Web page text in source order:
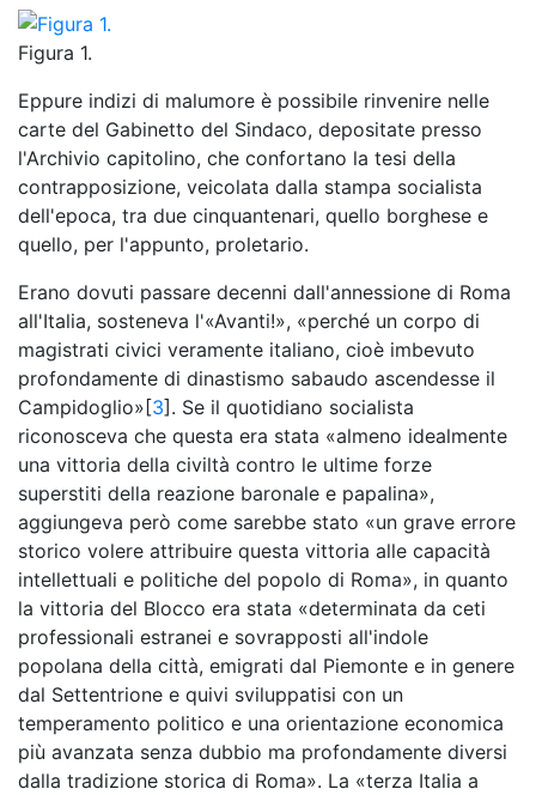
Figura 1.
Eppure indizi di malumore è possibile rinvenire nelle
carte del Gabinetto del Sindaco, depositate presso
l'Archivio capitolino, che confortano la tesi della
contrapposizione, veicolata dalla stampa socialista
dell'epoca, tra due cinquantenari, quello borghese e
quello, per l'appunto, proletario.
Erano dovuti passare decenni dall'annessione di Roma
all'Italia, sosteneva l'«Avanti!», «perché un corpo di
magistrati civici veramente italiano, cioè imbevuto
profondamente di dinastismo sabaudo ascendesse il
Campidoglio»[3]. Se il quotidiano socialista
riconosceva che questa era stata «almeno idealmente
una vittoria della civiltà contro le ultime forze
superstiti della reazione baronale e papalina»,
aggiungeva però come sarebbe stato «un grave errore
storico volere attribuire questa vittoria alle capacità
intellettuali e politiche del popolo di Roma», in quanto
la vittoria del Blocco era stata «determinata da ceti
professionali estranei e sovrapposti all'indole
popolana della città, emigrati dal Piemonte e in genere
dal Settentrione e quivi sviluppatisi con un
temperamento politico e una orientazione economica
più avanzata senza dubbio ma profondamente diversi
dalla tradizione storica di Roma». La «terza Italia a